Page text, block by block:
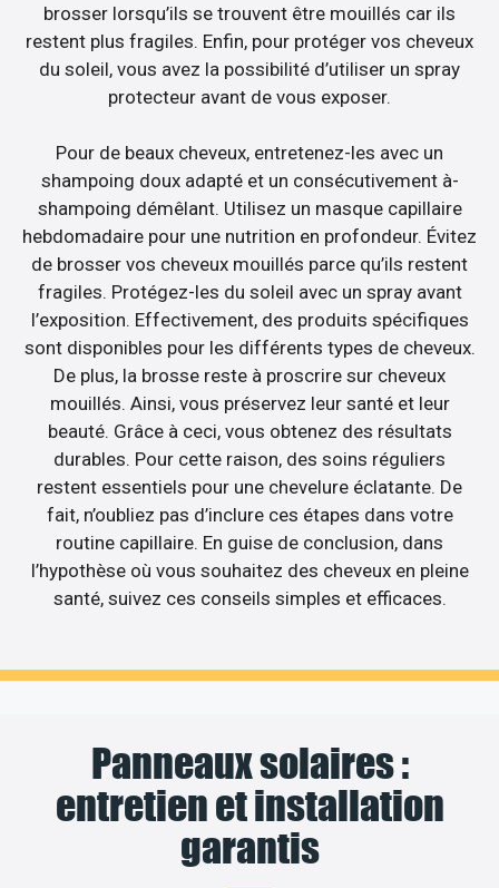
brosser lorsqu’ils se trouvent être mouillés car ils
restent plus fragiles. Enfin, pour protéger vos cheveux
du soleil, vous avez la possibilité d’utiliser un spray
protecteur avant de vous exposer.
Pour de beaux cheveux, entretenez-les avec un
shampoing doux adapté et un consécutivement à-
shampoing démêlant. Utilisez un masque capillaire
hebdomadaire pour une nutrition en profondeur. Évitez
de brosser vos cheveux mouillés parce qu’ils restent
fragiles. Protégez-les du soleil avec un spray avant
l’exposition. Effectivement, des produits spécifiques
sont disponibles pour les différents types de cheveux.
De plus, la brosse reste à proscrire sur cheveux
mouillés. Ainsi, vous préservez leur santé et leur
beauté. Grâce à ceci, vous obtenez des résultats
durables. Pour cette raison, des soins réguliers
restent essentiels pour une chevelure éclatante. De
fait, n’oubliez pas d’inclure ces étapes dans votre
routine capillaire. En guise de conclusion, dans
l’hypothèse où vous souhaitez des cheveux en pleine
santé, suivez ces conseils simples et efficaces.
Panneaux solaires :
entretien et installation
garantis